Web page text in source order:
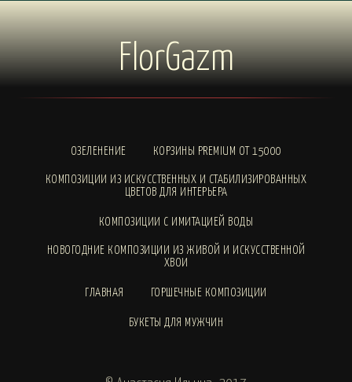
FlorGazm
ОЗЕЛЕНЕНИЕ КОРЗИНЫ PREMIUM ОТ 15000
КОМПОЗИЦИИ ИЗ ИСКУССТВЕННЫХ И СТАБИЛИЗИРОВАННЫХ
ЦВЕТОВ ДЛЯ ИНТЕРЬЕРА
КОМПОЗИЦИИ С ИМИТАЦИЕЙ ВОДЫ
НОВОГОДНИЕ КОМПОЗИЦИИ ИЗ ЖИВОЙ И ИСКУССТВЕННОЙ
ХВОИ
ГЛАВНАЯ ГОРШЕЧНЫЕ КОМПОЗИЦИИ
БУКЕТЫ ДЛЯ МУЖЧИН